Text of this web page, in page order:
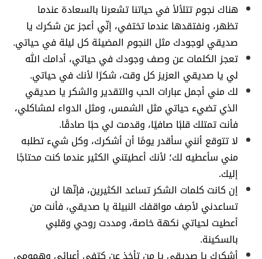
هناك نجوم تتلألأ في حياتنا تشعرنا بالسعادة عندما
تظهر، ونفتقدها عندما تختفي، إنّي أعجز عن شكرك يا
صديقي لوجودك مثل النجوم المضيئة كل ليلة في حياتي.
تعجز الكلمات عن وصف وجودك في حياتي، أدامك الله
لي يا صديقي العزيز كل وقت، شكرًا لأنك في حياتي.
لك مني أجمل عبارات الحب والتقدير والشكر يا صديقي
الذي تضيء حياتي مثل الشمس، ومثل الدواء لمشاكلي،
فأنت تمتلك قلبًا صافيًا، وقدمت لي حبًا صادقًا.
لا تتوقع أنني سأقدر يومًا أن أشكرك، وكل شيء تطلبه
مني سأعطيه لك؛ لأنك أعطيتني الكثير عندما كنت محتاجًا
إليك.
إن كانت كلمات الشكر تساعد الكثيرين، فإنّها لن
تساعدني لأصِف مواقفك النبيلة يا صديقي، فأنت من
أعطيت لحياتي نكهة خاصة، ومددت روحي وقلبي
بالسكينة.